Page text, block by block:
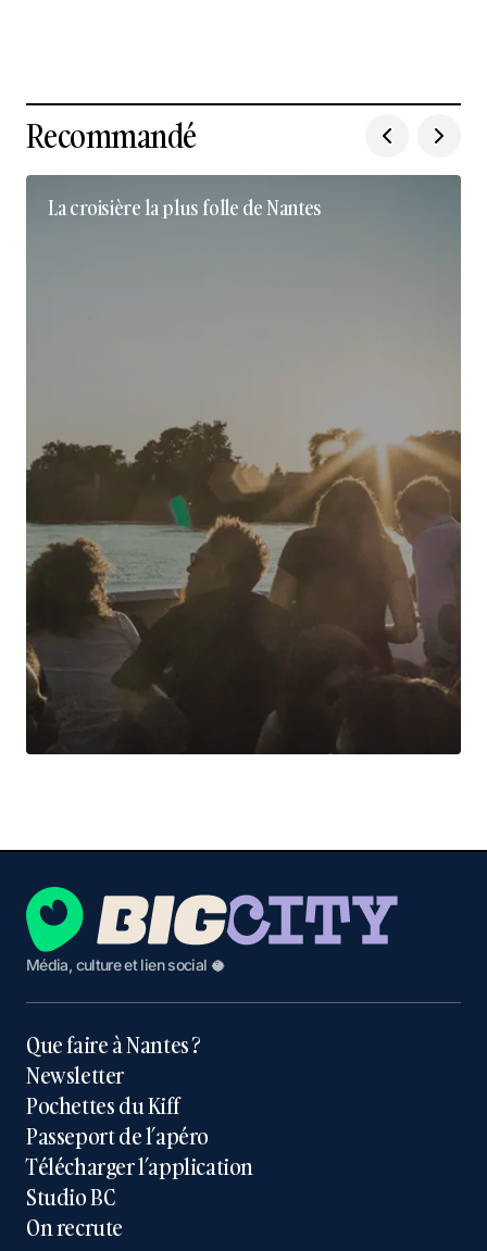
Recommandé
La croisière la plus folle de Nantes
Média, culture et lien social 🥥
Que faire à Nantes ?
Newsletter
Pochettes du Kiff
Passeport de l’apéro
Télécharger l’application
Studio BC
On recrute